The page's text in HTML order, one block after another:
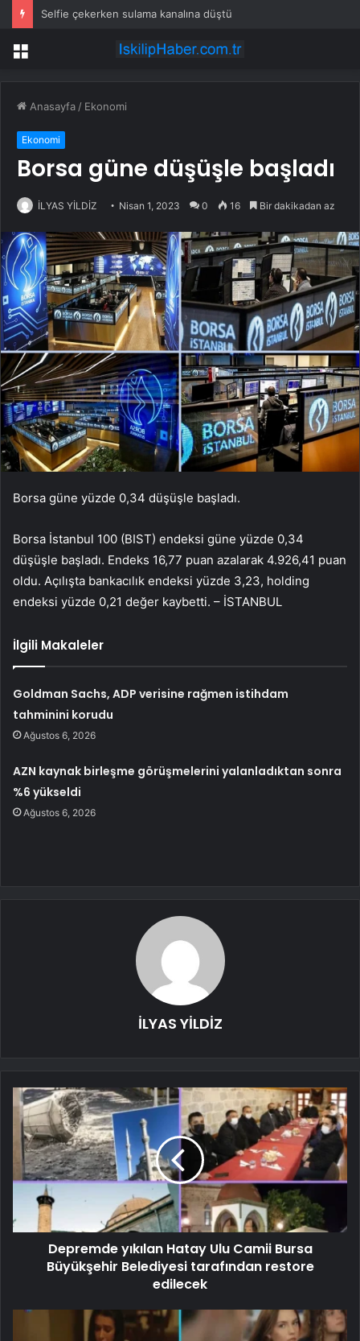
Selfie çekerken sulama kanalına düştü
Menü
Anasayfa / Ekonomi
Ekonomi
Borsa güne düşüşle başladı
İLYAS YİLDİZ Nisan 1, 2023 0 16 Bir dakikadan az
Borsa güne yüzde 0,34 düşüşle başladı.
Borsa İstanbul 100 (BIST) endeksi güne yüzde 0,34
düşüşle başladı. Endeks 16,77 puan azalarak 4.926,41 puan
oldu. Açılışta bankacılık endeksi yüzde 3,23, holding
endeksi yüzde 0,21 değer kaybetti. – İSTANBUL
İlgili Makaleler
Goldman Sachs, ADP verisine rağmen istihdam
tahminini korudu
Ağustos 6, 2026
AZN kaynak birleşme görüşmelerini yalanladıktan sonra
%6 yükseldi
Ağustos 6, 2026
İLYAS YİLDİZ
Depremde yıkılan Hatay Ulu Camii Bursa
Büyükşehir Belediyesi tarafından restore
edilecek